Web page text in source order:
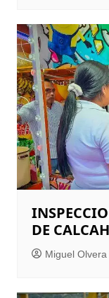
DE
Miguel Olvera